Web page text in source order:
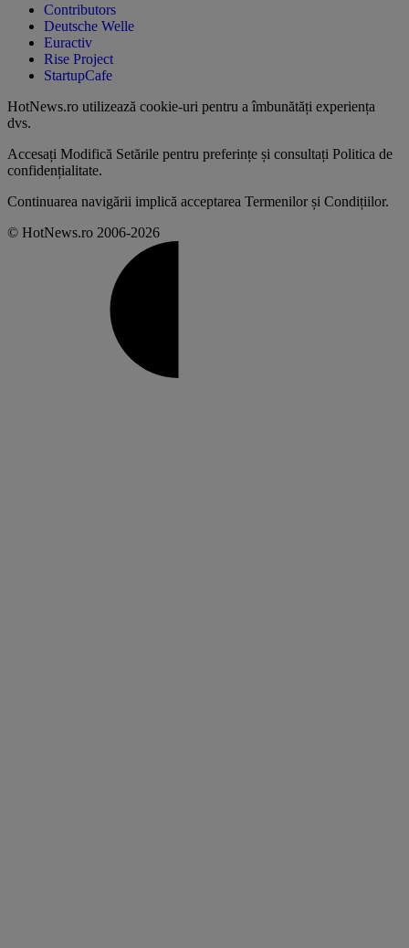
Contributors
Deutsche Welle
Euractiv
Rise Project
StartupCafe
HotNews.ro utilizează cookie-uri pentru a îmbunătăți experiența
dvs.
Accesați Modifică Setările pentru preferințe și consultați Politica de
confidențialitate.
Continuarea navigării implică acceptarea Termenilor și Condițiilor.
© HotNews.ro 2006-2026